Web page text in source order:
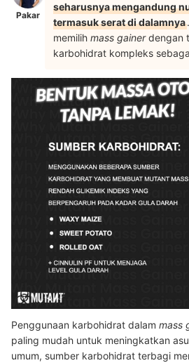
Pakar
seharusnya mengandung
termasuk serat di dalamnya
memilih mass gainerdengan
karbohidrat kompleks
Penggunaan karbohidrat dalam mass
paling mudah untuk meningkatkan
umum, sumber karbohidrat terbagi